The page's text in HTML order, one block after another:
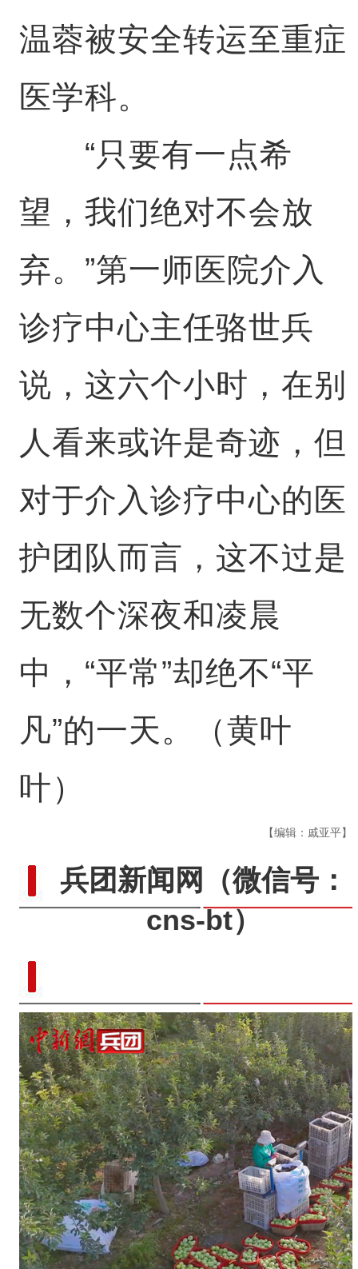
温蓉被安全转运至重症
医学科。
“只要有一点希
望，我们绝对不会放
弃。”第一师医院介入
诊疗中心主任骆世兵
说，这六个小时，在别
人看来或许是奇迹，但
对于介入诊疗中心的医
护团队而言，这不过是
无数个深夜和凌晨
中，“平常”却绝不“平
凡”的一天。（黄叶
叶）
【编辑：戚亚平】
兵团新闻网
（微信号：
cns-bt）